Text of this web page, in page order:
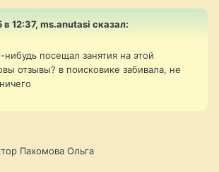
в 12:37, ms.anutasi сказал:
посещал занятия на этой
отзывы? в поисковике забивала, не
Пахомова Ольга